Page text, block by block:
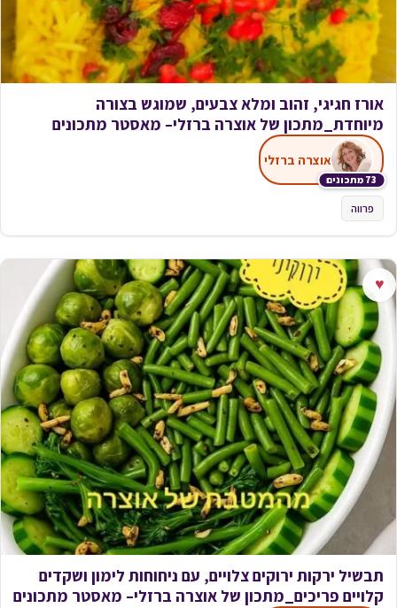
אורז חגיגי, זהוב ומלא צבעים, שמוגש בצורה
מיוחדת_מתכון של אוצרה ברזלי– מאסטר מתכונים
73 מתכונים
אוצרה ברזלי
פרווה
♥
תבשיל ירקות ירוקים צלויים, עם ניחוחות לימון ושקדים
קלויים פריכים_מתכון של אוצרה ברזלי– מאסטר מתכונים